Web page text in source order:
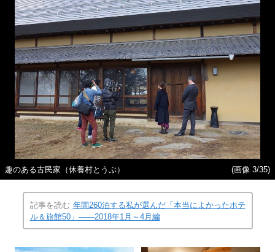
趣のある古民家（休養村とうぶ） (画像 3/35)
記事を読む 年間260泊する私が選んだ「本当によかったホテ
ル＆旅館50」――2018年1月～4月編